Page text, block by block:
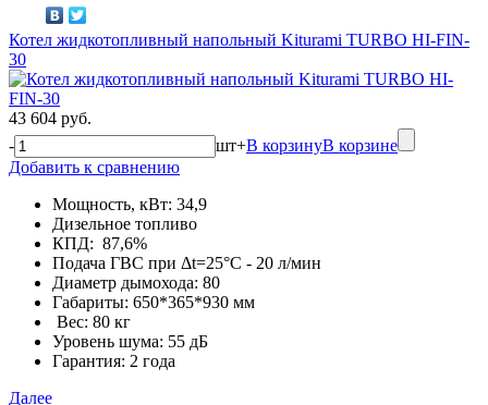
Котел жидкотопливный напольный Kiturami TURBO HI-FIN-
30
43 604 руб.
-
шт+В корзинуВ корзине
Добавить к сравнению
Мощность, кВт: 34,9
Дизельное топливо
КПД: 87,6%
Подача ГВС при Δt=25°С - 20 л/мин
Диаметр дымохода: 80
Габариты: 650*365*930 мм
Вес: 80 кг
Уровень шума: 55 дБ
Гарантия: 2 года
Далее